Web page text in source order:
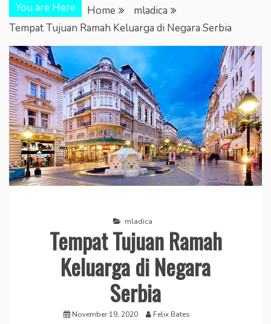
You are Here Home
mladica
Tempat Tujuan Ramah Keluarga di Negara Serbia
mladica
Tempat Tujuan Ramah
Keluarga di Negara
Serbia
November 19, 2020 Felix Bates